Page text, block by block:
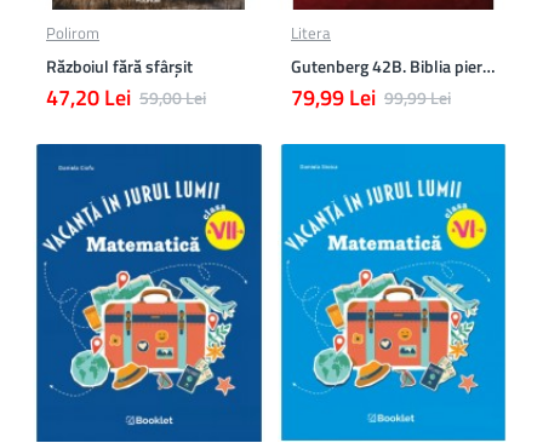
Polirom
Războiul fără sfârşit
47,20 Lei 59,00 Lei
Litera
Gutenberg 42B. Biblia pierduta
79,99 Lei 99,99 Lei